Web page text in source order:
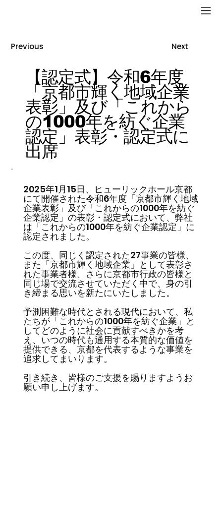
Previous Next
【認定式】令和6年度
「京都市輝く地域企業
表彰」及び「これから
の1000年を紡ぐ企業
認定」表彰・認定式に
出席
2025年1月15日、ヒューリックホール京都
にて開催された令和6年度「京都市輝く地域
企業表彰」及び「これからの1000年を紡ぐ
企業認定」の表彰・認定式において、弊社
は「これからの1000年を紡ぐ企業認定」に
認定されました。
この度、同じく認定された27事業の皆様、
また「京都市輝く地域企業」として表彰さ
れた事業者様、さらに京都市行政の皆様と
同じ場で交流させていただく中で、身の引
き締まる思いを新たにいたしました。
予測困難な時代とされる現代において、私
たちが「これからの1000年を紡ぐ企業」と
してどのように社会に貢献すべきかを考
え、いつの時代も通用する本質的な価値を
提供できる、京都を代表するような事業を
追求してまいります。
引き続き、皆様のご支援を賜りますようお
願い申し上げます。